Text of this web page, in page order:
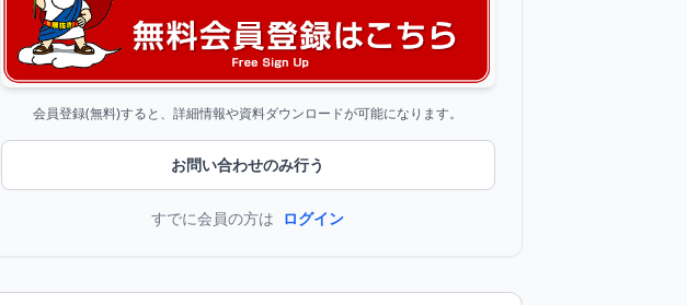
会員登録(無料)すると、詳細情報や資料ダウンロードが可能になります。
お問い合わせのみ行う
すでに会員の方は ログイン